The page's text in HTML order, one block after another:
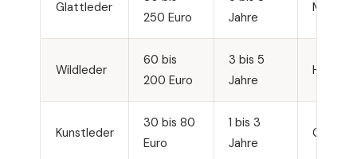
Glattleder
250 Euro
Jahre
Mittel
Wildleder
60 bis
200 Euro
3 bis 5
Jahre
Hoch
Kunstleder
30 bis 80
Euro
1 bis 3
Jahre
Gering